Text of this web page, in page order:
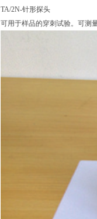
TA/2N-针形探头
可用于样品的穿刺试验。可测